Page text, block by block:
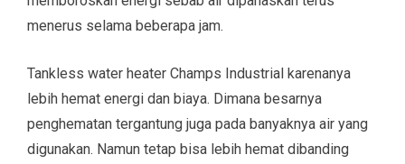
menerus selama beberapa jam.
Tankless water heater Champs Industrial karenanya
lebih hemat energi dan biaya. Dimana besarnya
penghematan tergantung juga pada banyaknya air yang
digunakan. Namun tetap bisa lebih hemat dibanding